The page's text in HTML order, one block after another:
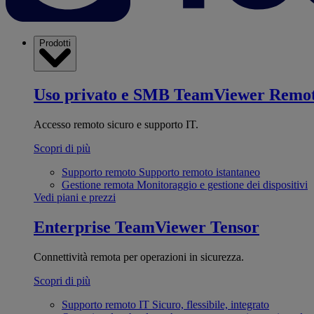
Prodotti
Uso privato e SMB TeamViewer
Accesso remoto sicuro e supporto IT.
Scopri di più
Supporto remoto Supporto remoto istantaneo
Gestione remota Monitoraggio e gestione dei dispositivi
Vedi piani e prezzi
Enterprise TeamViewer Tensor
Connettività remota per operazioni in sicurezza.
Scopri di più
Supporto remoto IT Sicuro, flessibile, integrato